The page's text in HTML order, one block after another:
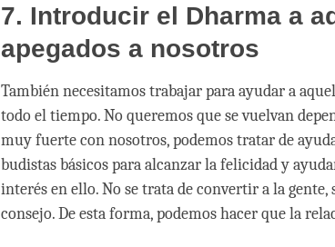
7. Introducir el Dharma a
apegados a nosotros
También necesitamos trabajar para ayudar a
todo el tiempo. No queremos que se vuelvan
muy fuerte con nosotros, podemos tratar de
budistas básicos para alcanzar la felicidad y
interés en ello. No se trata de convertir a la
consejo. De esta forma, podemos hacer que la